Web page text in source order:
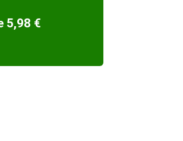
5,98 €